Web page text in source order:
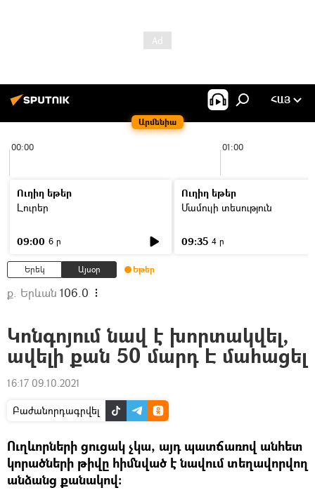
Արմենիա
ՀԱՅ
00:00 01:00
Ուղիղ եթեր
Լուրեր
09:00 6 ր
Ուղիղ եթեր
Մամուլի տեսություն
09:35 4 ր
Երեկ Այսօր Եթեր
ք. Երևան 106.0
Կոնգոյում նավ է խորտակվել,
ավելի քան 50 մարդ Է մահացել
16:17 09.10.2021
Բաժանորդագրվել
Ուղևորների ցուցակ չկա, այդ պատճառով անհետ
կորածների թիվը հիմնված է նավում տեղավորվող
անձանց քանակով: